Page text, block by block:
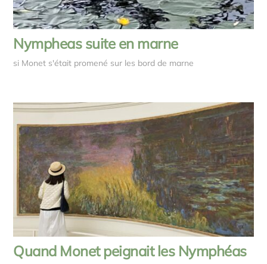
Nympheas suite en marne
si Monet s'était promené sur les bord de marne
Quand Monet peignait les Nymphéas